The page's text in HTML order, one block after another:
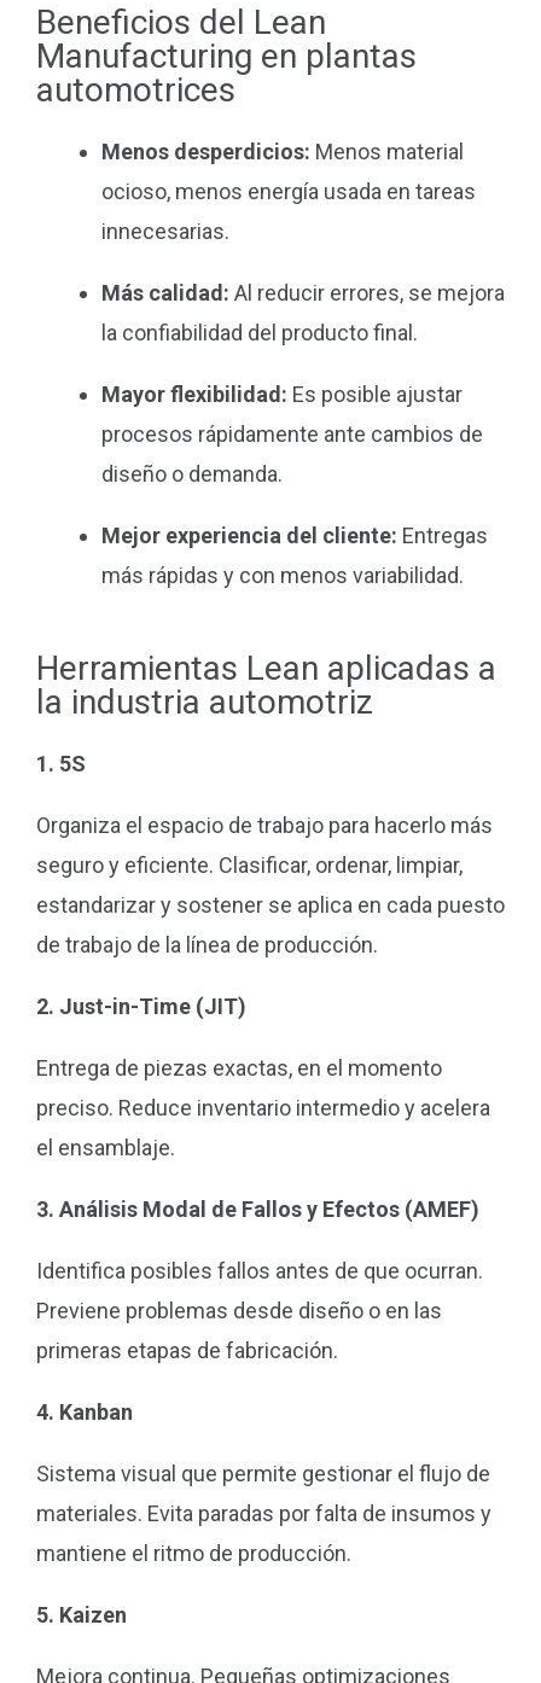
Beneficios del Lean
Manufacturing en plantas
automotrices
Menos desperdicios: Menos material
ocioso, menos energía usada en tareas
innecesarias.
Más calidad: Al reducir errores, se mejora
la confiabilidad del producto final.
Mayor flexibilidad: Es posible ajustar
procesos rápidamente ante cambios de
diseño o demanda.
Mejor experiencia del cliente: Entregas
más rápidas y con menos variabilidad.
Herramientas Lean aplicadas a
la industria automotriz
1. 5S
Organiza el espacio de trabajo para hacerlo más
seguro y eficiente. Clasificar, ordenar, limpiar,
estandarizar y sostener se aplica en cada puesto
de trabajo de la línea de producción.
2. Just-in-Time (JIT)
Entrega de piezas exactas, en el momento
preciso. Reduce inventario intermedio y acelera
el ensamblaje.
3. Análisis Modal de Fallos y Efectos (AMEF)
Identifica posibles fallos antes de que ocurran.
Previene problemas desde diseño o en las
primeras etapas de fabricación.
4. Kanban
Sistema visual que permite gestionar el flujo de
materiales. Evita paradas por falta de insumos y
mantiene el ritmo de producción.
5. Kaizen
Mejora continua. Pequeñas optimizaciones